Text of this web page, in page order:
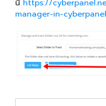
นี่ https://
manager-in-